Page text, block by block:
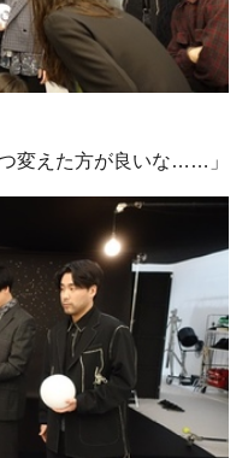
変えた方が良いな……」